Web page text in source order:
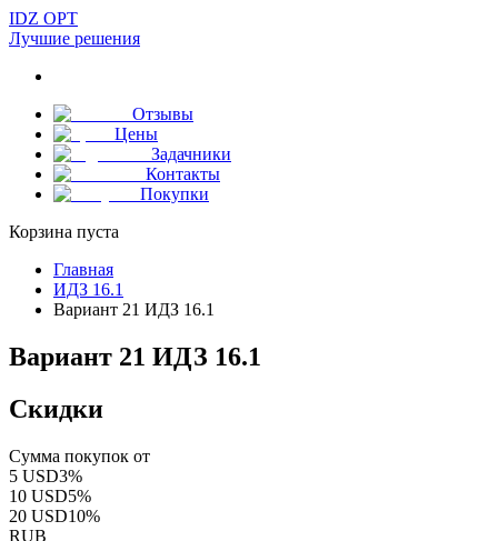
IDZ OPT
Лучшие решения
Отзывы
Цены
Задачники
Контакты
Покупки
Корзина пуста
Главная
ИДЗ 16.1
Вариант 21 ИДЗ 16.1
Вариант 21 ИДЗ 16.1
Скидки
Сумма покупок от
5 USD3%
10 USD5%
20 USD10%
RUB